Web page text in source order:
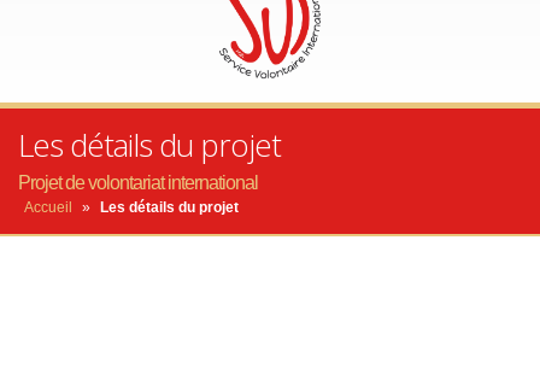
Les détails du projet
Projet de volontariat international
Accueil » Les détails du projet